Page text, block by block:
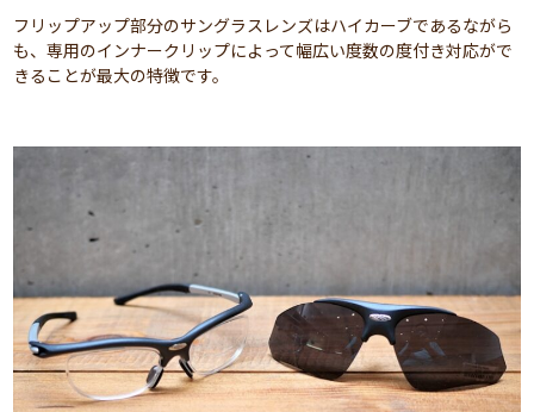
フリップアップ部分のサングラスレンズはハイカーブであるながら
も、専用のインナークリップによって幅広い度数の度付き対応がで
きることが最大の特徴です。